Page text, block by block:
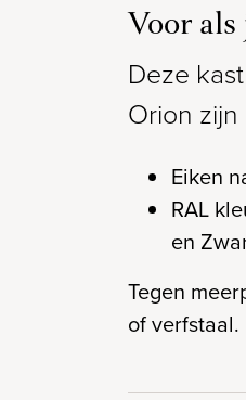
Voor
Deze
Orion
Eiken
RAL
en
Tegen
of